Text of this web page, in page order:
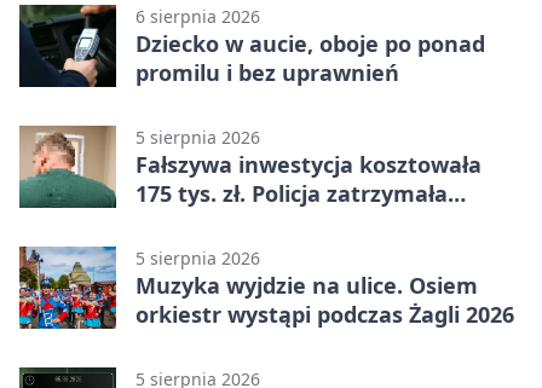
6 sierpnia 2026
Dziecko w aucie, oboje po ponad
promilu i bez uprawnień
5 sierpnia 2026
Fałszywa inwestycja kosztowała
175 tys. zł. Policja zatrzymała
5 sierpnia 2026
Muzyka wyjdzie na ulice. Osiem
orkiestr wystąpi podczas Żagli 2026
5 sierpnia 2026